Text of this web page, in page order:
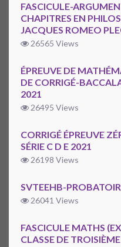
FASCICULE-
CHAPITRES EN
JACQUES ROMEO
26565 Views
ÉPREUVE DE
DE CORRIGÉ-
2021
26495 Views
CORRIGÉ ÉPREUVE
SÉRIE C D E 2021
26198 Views
SVTEEHB-
26041 Views
FASCICULE MATHS
CLASSE DE TROISIÈME